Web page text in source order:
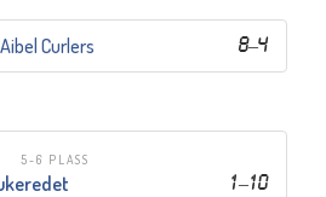
8–4
Aibel Curlers
5-6 PLASS
1–10